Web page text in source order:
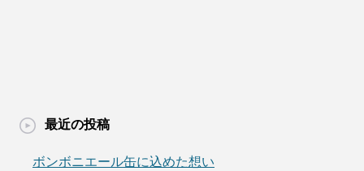
最近の投稿
ボンボニエール缶に込めた想い